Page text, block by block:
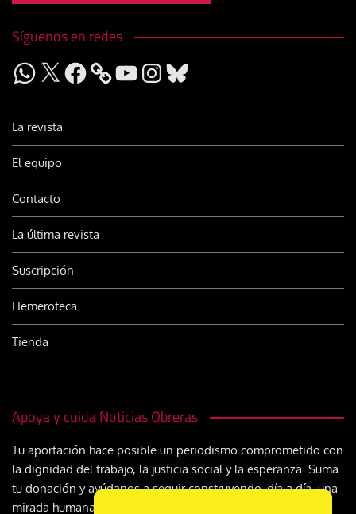
Síguenos en redes
WhatsApp
X Facebook YouTubeInstagram
Bluesky
La revista
El equipo
Contacto
La última revista
Suscripción
Hemeroteca
Tienda
Apoya y cuida Noticias Obreras
Tu aportación hace posible un periodismo comprometido con
la dignidad del trabajo, la justicia social y la esperanza. Suma
tu donación y ayúdanos a seguir construyendo, día a día, una
mirada humana y cristiana sobre el mundo del trabajo